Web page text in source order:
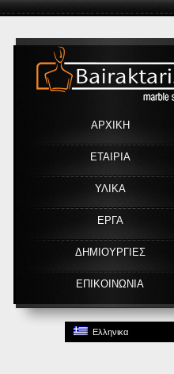
ΑΡΧΙΚΗ
ΕΤΑΙΡΙΑ
ΥΛΙΚΑ
ΕΡΓΑ
ΔΗΜΙΟΥΡΓΙΕΣ
ΕΠΙΚΟΙΝΩΝΙΑ
Ελληνικα